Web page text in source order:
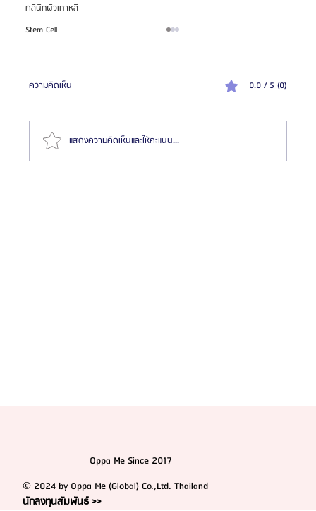
คลินิกผิวเกาหลี
Stem Cell
ความคิดเห็น 0.0 / 5 (0)
แสดงความคิดเห็นและให้คะแนน...
Oppa Me Since 2017
© 2024 by Oppa Me (Global) Co.,Ltd. Thailand
นักลงทุนสัมพันธ์ >>